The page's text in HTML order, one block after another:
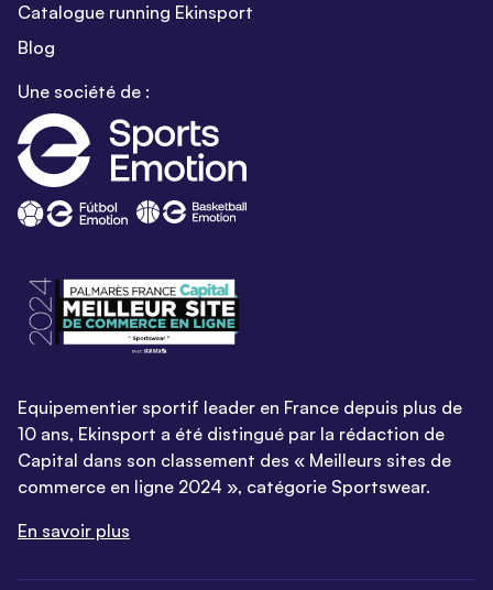
Catalogue running Ekinsport
Blog
Une société de :
Equipementier sportif leader en France depuis plus de
10 ans, Ekinsport a été distingué par la rédaction de
Capital dans son classement des « Meilleurs sites de
commerce en ligne 2024 », catégorie Sportswear.
En savoir plus